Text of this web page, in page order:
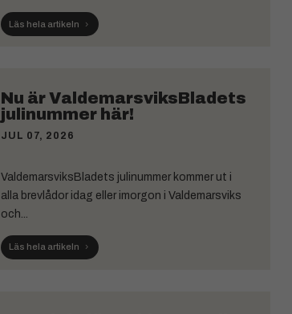
Läs hela artikeln
Nu är ValdemarsviksBladets
julinummer här!
JUL 07, 2026
ValdemarsviksBladets julinummer kommer ut i
alla brevlådor idag eller imorgon i Valdemarsviks
och...
Läs hela artikeln